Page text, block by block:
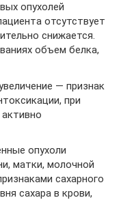
опухолей
отсутствует
снижается.
объем белка,
— признак
при
опухоли
матки, молочной
сахарного
сахара в крови,